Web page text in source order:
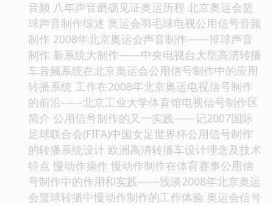
音频 八年声音磨砺见证奥运历程 北京奥运会篮
球声音制作综述 奥运会羽毛球电视公用信号音频
制作 2008年北京奥运会声音制作——排球声音
制作 新系统大制作——中央电视台大型高清转播
车音频系统在北京奥运会公用信号制作中的应用
转播系统 工作在2008年北京奥运电视信号制作
的前沿——北京工业大学体育馆电视信号制作区
简介 公用信号制作的又一实践——记2007国际
足球联合会(FIFA)中国女足世界杯公用信号制作
的转播系统设计 欧洲高清转播车设计理念及技术
特点 慢动作操作 慢动作制作在体育赛事公用信
号制作中的作用和实践——浅谈2008年北京奥运
会篮球转播中慢动作制作的工作体验 奥运会信号